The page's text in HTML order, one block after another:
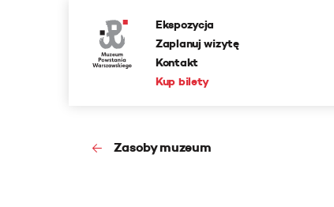
Ekspozycja
Zaplanuj wizytę
Kontakt
Kup bilety
Zasoby muzeum